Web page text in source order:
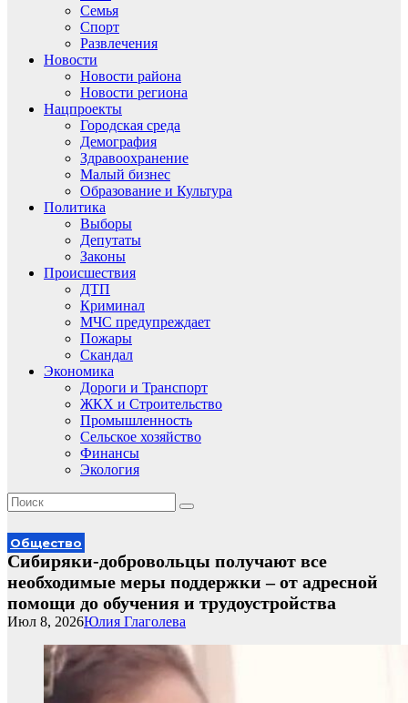
Семья
Спорт
Развлечения
Новости
Новости района
Новости региона
Нацпроекты
Городская среда
Демография
Здравоохранение
Малый бизнес
Образование и Культура
Политика
Выборы
Депутаты
Законы
Происшествия
ДТП
Криминал
МЧС предупреждает
Пожары
Скандал
Экономика
Дороги и Транспорт
ЖКХ и Строительство
Промышленность
Сельское хозяйство
Финансы
Экология
Общество
Сибиряки-добровольцы получают все
необходимые меры поддержки – от адресной
помощи до обучения и трудоустройства
Юлия Глаголева
Июл 8, 2026